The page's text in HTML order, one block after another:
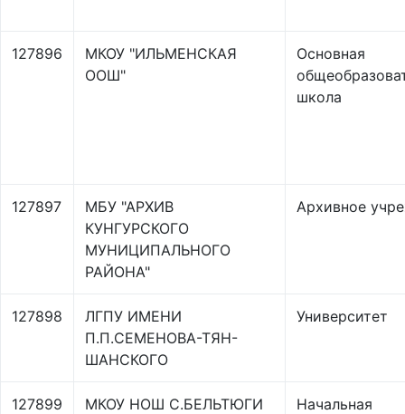
127896
МКОУ "ИЛЬМЕНСКАЯ
ООШ"
Основная
школа
127897
МБУ "АРХИВ
КУНГУРСКОГО
МУНИЦИПАЛЬНОГО
РАЙОНА"
Архивное
127898
ЛГПУ ИМЕНИ
П.П.СЕМЕНОВА-ТЯН-
ШАНСКОГО
Университет
127899 МКОУ НОШ С.БЕЛЬТЮГИ
Начальная